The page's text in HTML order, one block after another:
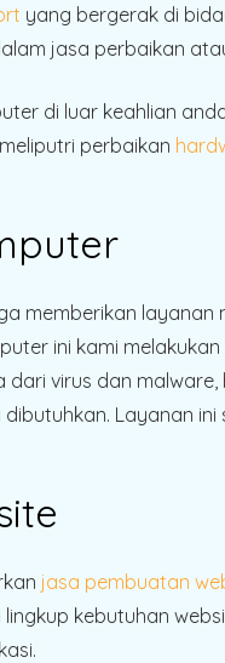
yang bergerak di
jasa perbaikan
di luar keahlian
perbaikan
memberikan
ini kami
virus dan
Layanan
jasa pembuatan
kebutuhan